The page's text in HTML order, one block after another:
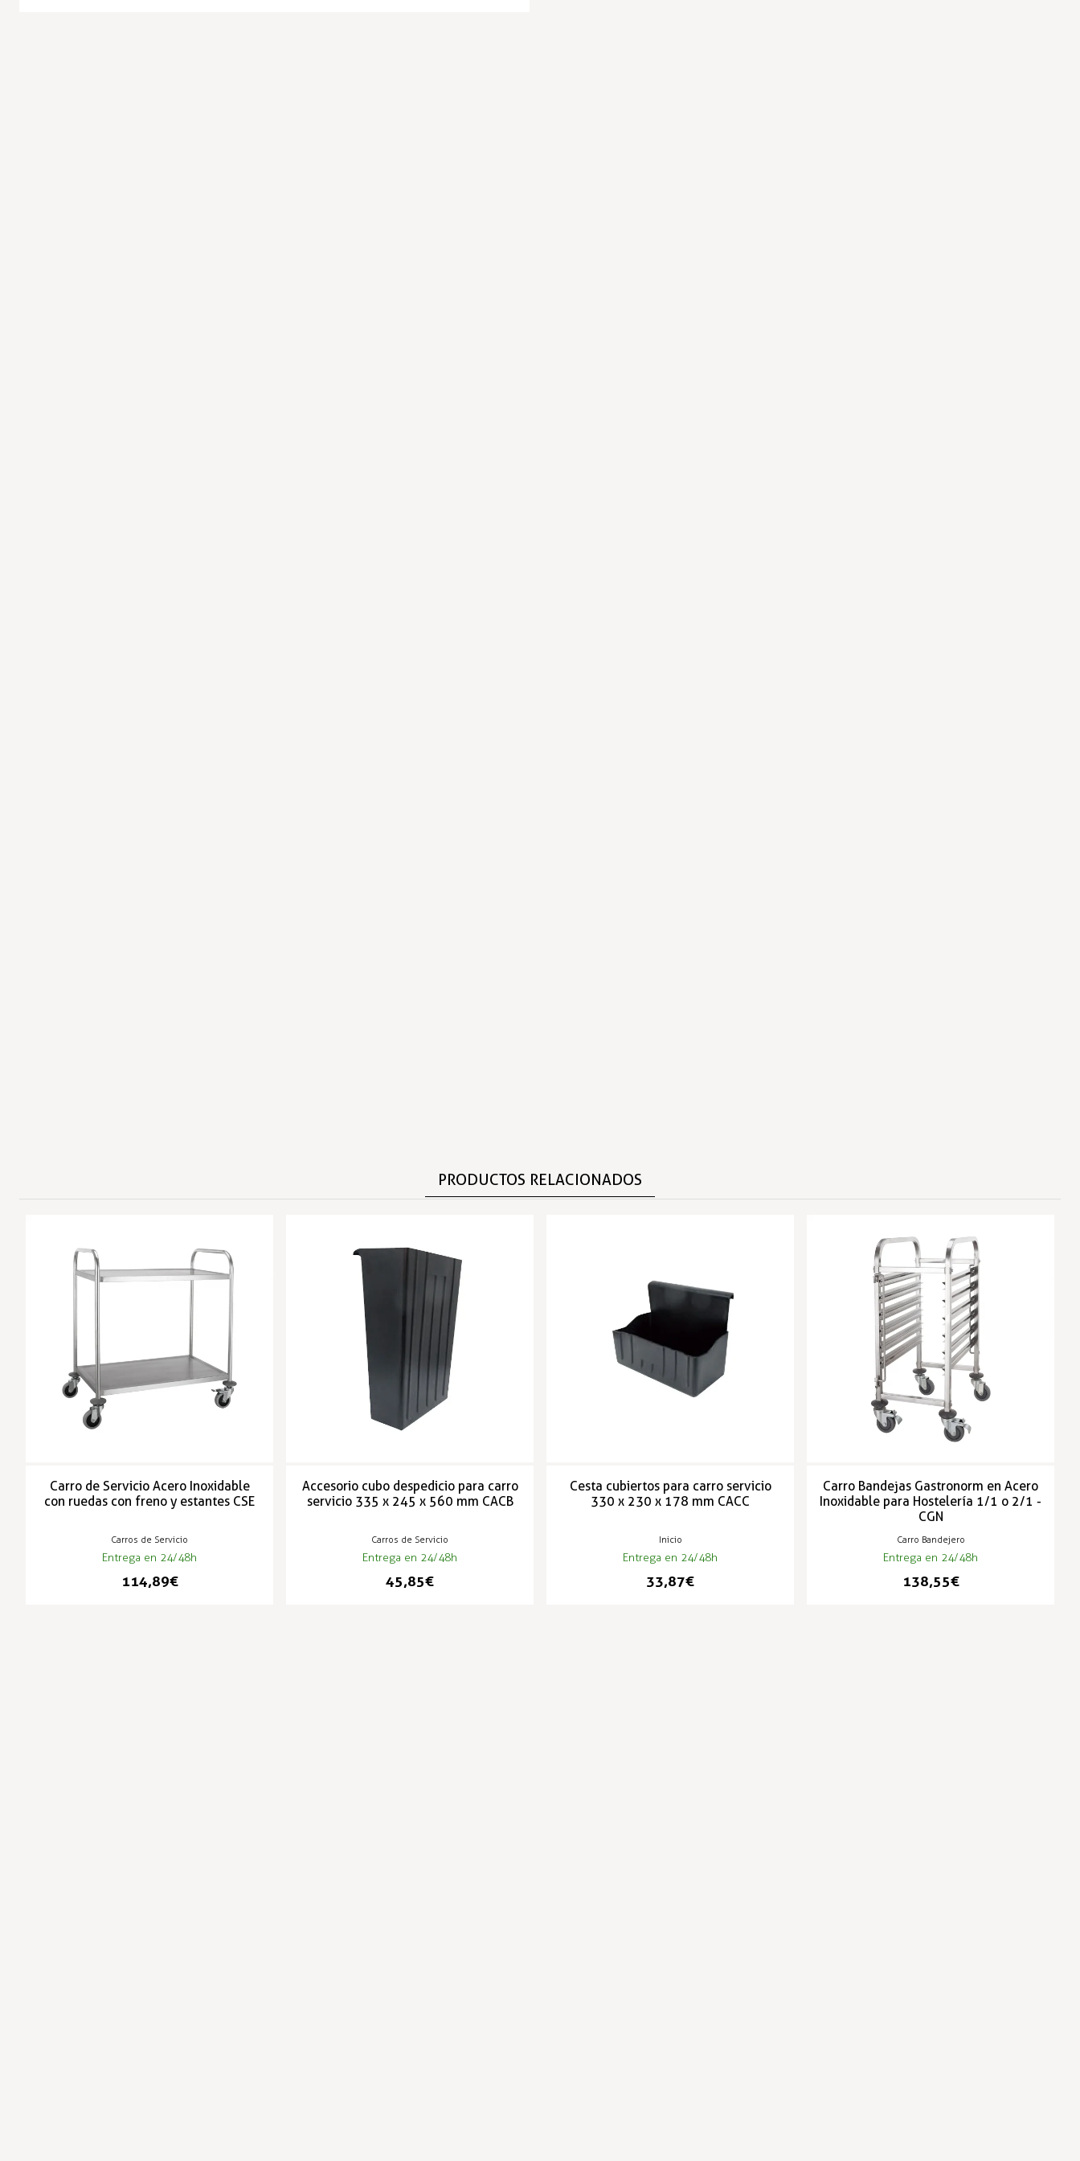
PRODUCTOS RELACIONADOS
Carro de Servicio Acero Inoxidable
con ruedas con freno y estantes CSE
Carros de Servicio
Entrega en 24/48h
114,89 €
Accesorio cubo despedicio para carro
servicio 335 x 245 x 560 mm CACB
Carros de Servicio
Entrega en 24/48h
45,85 €
Cesta cubiertos para carro servicio
330 x 230 x 178 mm CACC
Inicio
Entrega en 24/48h
33,87 €
Carro Bandejas Gastronorm en Acero
Inoxidable para Hostelería 1/1 o 2/1 -
CGN
Carro Bandejero
Entrega en 24/48h
138,55 €